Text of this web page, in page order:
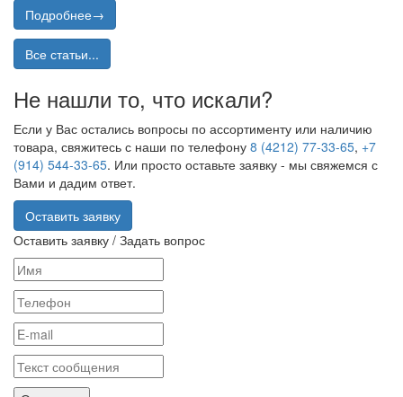
Подробнее→
Все статьи...
Не нашли то, что искали?
Если у Вас остались вопросы по ассортименту или наличию
товара, свяжитесь с наши по телефону 8 (4212) 77-33-65, +7
(914) 544-33-65. Или просто оставьте заявку - мы свяжемся с
Вами и дадим ответ.
Оставить заявку
Оставить заявку / Задать вопрос